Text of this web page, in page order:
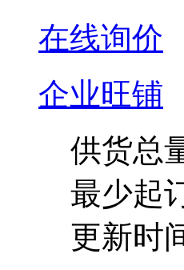
在线询价
企业旺铺
供货总
最少起
更新时